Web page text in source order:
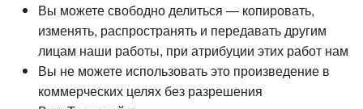
Вы можете свободно делиться — копировать,
изменять, распространять и передавать другим
лицам наши работы, при атрибуции этих работ нам
Вы не можете использовать это произведение в
коммерческих целях без разрешения